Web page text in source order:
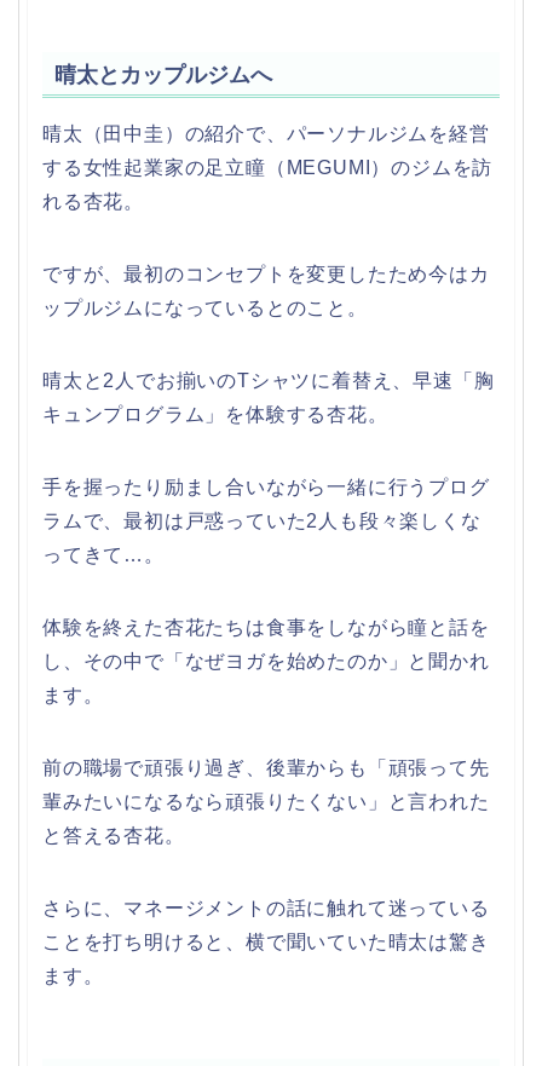
晴太とカップルジムへ
晴太（田中圭）の紹介で、パーソナルジムを経営
する女性起業家の足立瞳（MEGUMI）のジムを訪
れる杏花。
ですが、最初のコンセプトを変更したため今はカ
ップルジムになっているとのこと。
晴太と2人でお揃いのTシャツに着替え、早速「胸
キュンプログラム」を体験する杏花。
手を握ったり励まし合いながら一緒に行うプログ
ラムで、最初は戸惑っていた2人も段々楽しくな
ってきて…。
体験を終えた杏花たちは食事をしながら瞳と話を
し、その中で「なぜヨガを始めたのか」と聞かれ
ます。
前の職場で頑張り過ぎ、後輩からも「頑張って先
輩みたいになるなら頑張りたくない」と言われた
と答える杏花。
さらに、マネージメントの話に触れて迷っている
ことを打ち明けると、横で聞いていた晴太は驚き
ます。